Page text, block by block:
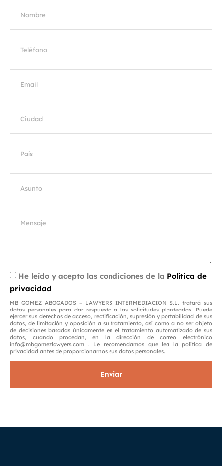
He leído y acepto las condiciones de la Política de
privacidad
MB GOMEZ ABOGADOS – LAWYERS INTERMEDIACION S.L. tratará sus
datos personales para dar respuesta a las solicitudes planteadas. Puede
ejercer sus derechos de acceso, rectificación, supresión y portabilidad de sus
datos, de limitación y oposición a su tratamiento, así como a no ser objeto
de decisiones basadas únicamente en el tratamiento automatizado de sus
datos, cuando procedan, en la dirección de correo electrónico
info@mbgomezlawyers.com . Le recomendamos que lea la política de
privacidad antes de proporcionarnos sus datos personales.
Enviar